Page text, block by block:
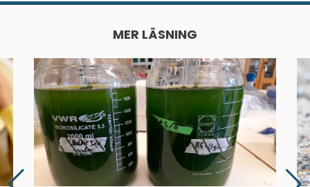
MER LÄSNING